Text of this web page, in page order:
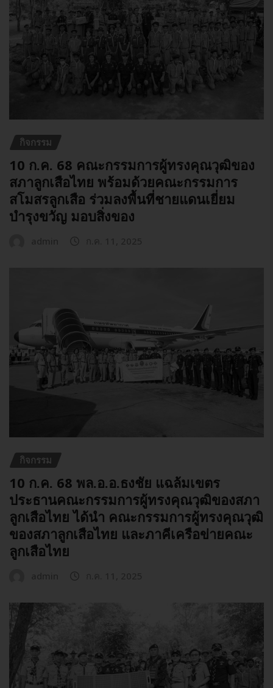
กิจกรรม
10 ก.ค. 68 คณะกรรมการผู้ทรงคุณวุฒิของ
สภาลูกเสือไทย พร้อมด้วยคณะกรรมการ
สโมสรลูกเสือ ร่วมลงพื้นที่ชายแดนเยี่ยม
บำรุงขวัญ มอบสิ่งของ
กิจกรรม
10 ก.ค. 68 พล.อ.อ.ธงชัย แฉล้มเขตร
ประธานคณะกรรมการผู้ทรงคุณวุฒิของสภา
ลูกเสือไทย ได้นำ คณะกรรมการผู้ทรงคุณวุฒิ
ของสภาลูกเสือไทย และภาคีเครือข่ายคณะ
ลูกเสือไทย